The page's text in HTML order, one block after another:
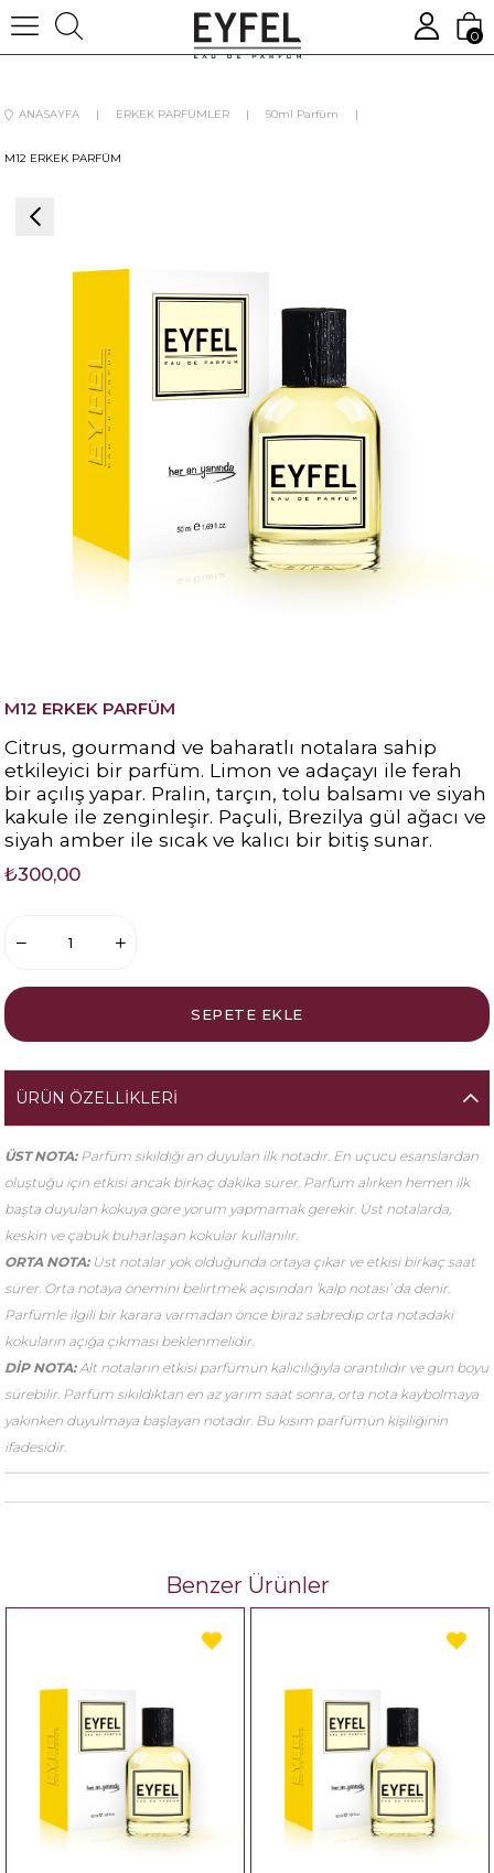
0
ANASAYFA ERKEK PARFÜMLER 50ml Parfüm
M12 ERKEK PARFÜM
M12 ERKEK PARFÜM
Citrus, gourmand ve baharatlı notalara sahip
etkileyici bir parfüm. Limon ve adaçayı ile ferah
bir açılış yapar. Pralin, tarçın, tolu balsamı ve siyah
kakule ile zenginleşir. Paçuli, Brezilya gül ağacı ve
siyah amber ile sıcak ve kalıcı bir bitiş sunar.
₺300,00
ÜRÜN ÖZELLIKLERI
ÜST NOTA:Parfüm sıkıldığı an duyulan ilk notadır. En uçucu esanslardan
oluştuğu için etkisi ancak birkaç dakika sürer. Parfüm alırken hemen ilk
başta duyulan kokuya göre yorum yapmamak gerekir. Üst notalarda,
keskin ve çabuk buharlaşan kokular kullanılır.
ORTA NOTA: Üst notalar yok olduğunda ortaya çıkar ve etkisi birkaç saat
sürer. Orta notaya önemini belirtmek açısından ‘kalp notası’ da denir.
Parfümle ilgili bir karara varmadan önce biraz sabredip orta notadaki
kokuların açığa çıkması beklenmelidir.
DİP NOTA:Alt notaların etkisi parfümün kalıcılığıyla orantılıdır ve gün boyu
sürebilir. Parfüm sıkıldıktan en az yarım saat sonra, orta nota kaybolmaya
yakınken duyulmaya başlayan notadır. Bu kısım parfümün kişiliğinin
ifadesidir.
Benzer Ürünler